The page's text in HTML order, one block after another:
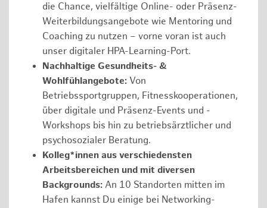
die Chance, vielfältige Online- oder Präsenz-
Weiterbildungsangebote wie Mentoring und
Coaching zu nutzen – vorne voran ist auch
unser digitaler HPA-Learning-Port.
Nachhaltige Gesundheits- &
Wohlfühlangebote: Von
Betriebssportgruppen, Fitnesskooperationen,
über digitale und Präsenz-Events und -
Workshops bis hin zu betriebsärztlicher und
psychosozialer Beratung.
Kolleg*innen aus verschiedensten
Arbeitsbereichen und mit diversen
Backgrounds: An 10 Standorten mitten im
Hafen kannst Du einige bei Networking-